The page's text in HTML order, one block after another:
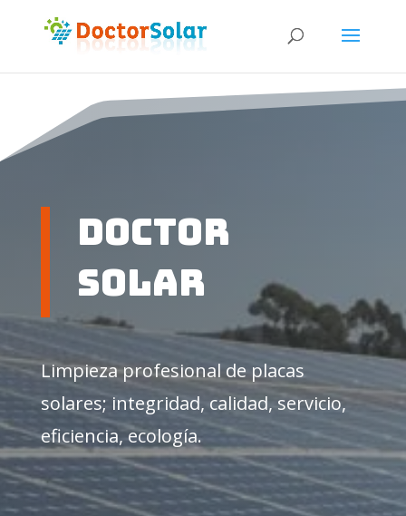
Doctor
solar
Limpieza profesional de placas
solares; integridad, calidad, servicio,
eficiencia, ecología.